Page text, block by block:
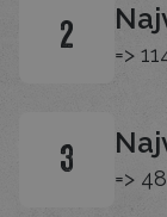
2
=>
3
=>